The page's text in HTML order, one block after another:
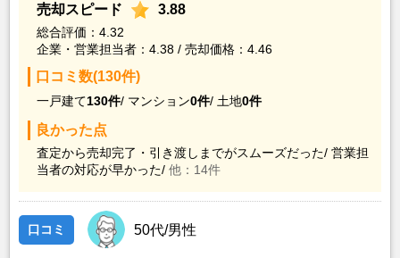
売却スピード
3.88
総合評価：4.32
企業・営業担当者：4.38 / 売却価格：4.46
口コミ数(130件)
一戸建て130件/ マンション0件/ 土地0件
良かった点
査定から売却完了・引き渡しまでがスムーズだった/ 営業担
当者の対応が早かった/ 他：14件
口コミ 50代/男性